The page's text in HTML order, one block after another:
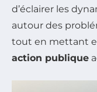
d’éclairer les
autour des
tout en mettant
action publique